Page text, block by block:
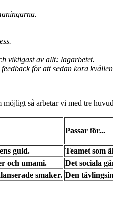
viktigast av allt: lagarbetet.
för att sedan kora
så arbetar vi med tre
Passar för...
guld.
Teamet som
och umami.
Det sociala
smaker. Den